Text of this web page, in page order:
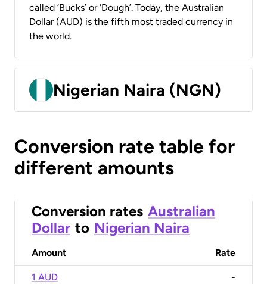
called ‘Bucks’ or ‘Dough’. Today, the Australian
Dollar (AUD) is the fifth most traded currency in
the world.
Nigerian Naira (NGN)
Conversion rate table for
different amounts
Conversion rates Australian
Dollar to Nigerian Naira
Amount Rate
1 AUD -